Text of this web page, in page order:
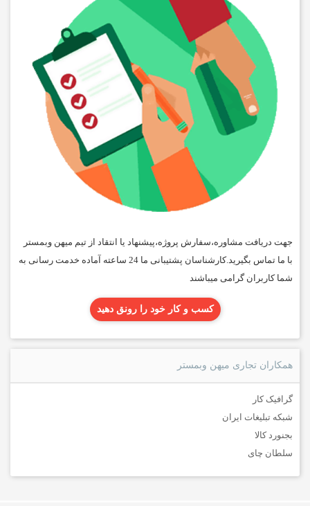
جهت دریافت مشاوره،سفارش پروژه،پیشنهاد یا انتقاد از تیم میهن وبمستر
با ما تماس بگیرید.کارشناسان پشتیبانی ما 24 ساعته آماده خدمت رسانی به
شما کاربران گرامی میباشند
کسب و کار خود را رونق دهید
همکاران تجاری میهن وبمستر
گرافیک کار
شبکه تبلیغات ایران
بجنورد کالا
سلطان چای